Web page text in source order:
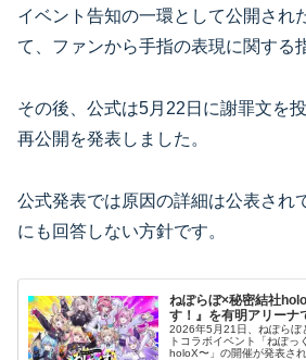
イベント告知の一環として公開され
て、ファンから手指の表現に関する
その後、公式は5月22日に謝罪文を
再公開を発表しました。
公式発表では原因の詳細は公表され
にも回答しない方針です。
ねぽらぼ×秘密結社
す！』を有明アリーナ
2026年5月21日、ねぽらぼ
トコラボイベント「ねぽ
holoX〜」の開催が発表さ